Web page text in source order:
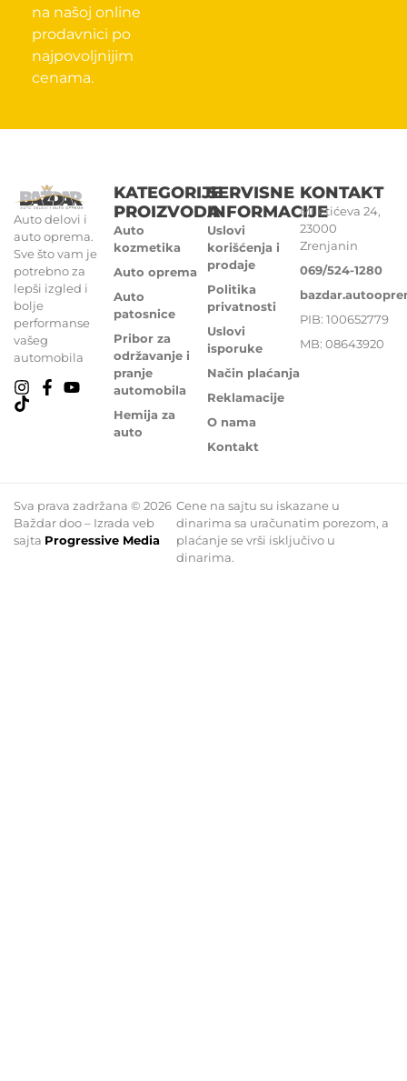
na našoj online
prodavnici po
najpovoljnijim
cenama.
Auto delovi i
auto oprema.
Sve što vam je
potrebno za
lepši izgled i
bolje
performanse
vašeg
automobila
KATEGORIJE
PROIZVODA
Auto
kozmetika
Auto oprema
Auto
patosnice
Pribor za
održavanje i
pranje
automobila
Hemija za
auto
SERVISNE
INFORMACIJE
Uslovi
korišćenja i
prodaje
Politika
privatnosti
Uslovi
isporuke
Način plaćanja
Reklamacije
O nama
Kontakt
KONTAKT
Miletićeva 24,
23000
Zrenjanin
069/524-1280
PIB: 100652779
MB: 08643920
Sva prava zadržana © 2026
Baždar doo – Izrada veb
sajta Progressive Media
Cene na sajtu su iskazane u
dinarima sa uračunatim porezom, a
plaćanje se vrši isključivo u
dinarima.